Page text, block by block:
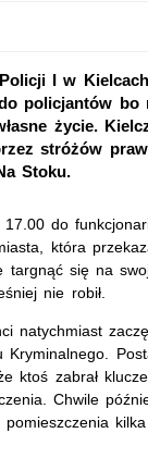
I w
policjantów
życie.
stróżów
Stoku.
do
która
się na
nie robił.
natychmiast
Kryminalnego.
ktoś zabrał
Chwile